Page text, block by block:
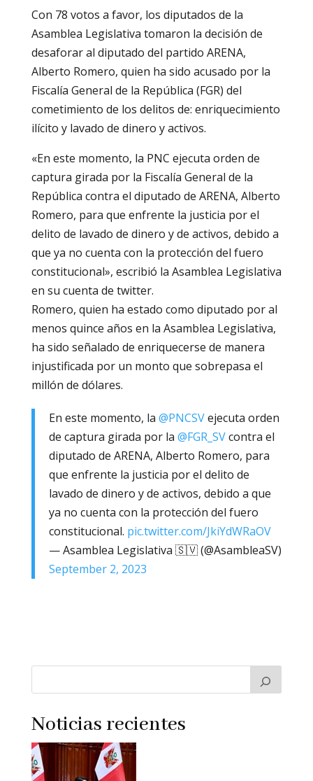
Con 78 votos a favor, los diputados de la
Asamblea Legislativa tomaron la decisión de
desaforar al diputado del partido ARENA,
Alberto Romero, quien ha sido acusado por la
Fiscalía General de la República (FGR) del
cometimiento de los delitos de: enriquecimiento
ilícito y lavado de dinero y activos.
«En este momento, la PNC ejecuta orden de
captura girada por la Fiscalía General de la
República contra el diputado de ARENA, Alberto
Romero, para que enfrente la justicia por el
delito de lavado de dinero y de activos, debido a
que ya no cuenta con la protección del fuero
constitucional», escribió la Asamblea Legislativa
en su cuenta de twitter.
Romero, quien ha estado como diputado por al
menos quince años en la Asamblea Legislativa,
ha sido señalado de enriquecerse de manera
injustificada por un monto que sobrepasa el
millón de dólares.
En este momento, la @PNCSVejecuta orden
de captura girada por la @FGR_SVcontra el
diputado de ARENA, Alberto Romero, para
que enfrente la justicia por el delito de
lavado de dinero y de activos, debido a que
ya no cuenta con la protección del fuero
constitucional. pic.twitter.com/JkiYdWRaOV
— Asamblea Legislativa 🇸🇻 (@AsambleaSV)
September 2, 2023
Noticias recientes